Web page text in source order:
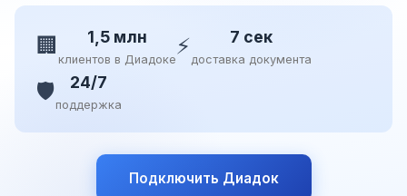
🏢 1,5 млн
клиентов в Диадоке⚡ 7 сек
доставка документа
🛡️ 24/7
поддержка
Подключить Диадок